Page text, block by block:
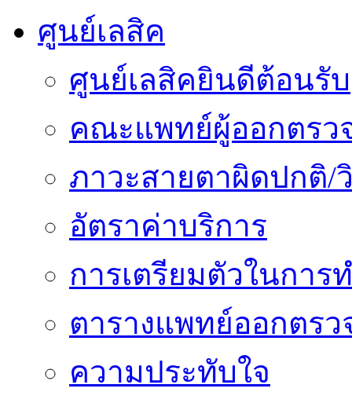
ศูนย์เลสิค
ศูนย์เลสิคยินดีต้อนรับ
คณะแพทย์ผู้ออกตรว
ภาวะสายตาผิดปกติ/
อัตราค่าบริการ
การเตรียมตัวในการ
ตารางแพทย์ออกตรว
ความประทับใจ